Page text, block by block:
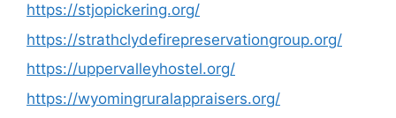
https://stjopickering.org/
https://strathclydefirepreservationgroup.org/
https://uppervalleyhostel.org/
https://wyomingruralappraisers.org/